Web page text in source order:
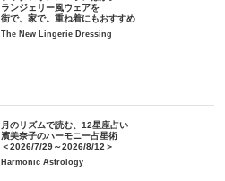
ランジェリー風ウェアを
街で、家で。重ね着にもおすすめ
The New Lingerie Dressing
月のリズムで読む、12星座占い
濱美奈子のハーモニー占星術
＜2026/7/29～2026/8/12＞
Harmonic Astrology